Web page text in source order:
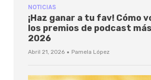
NOTICIAS
¡Haz ganar a tu fav! Cómo
los premios de podcast
2026
Abril 21, 2026 · Pamela López